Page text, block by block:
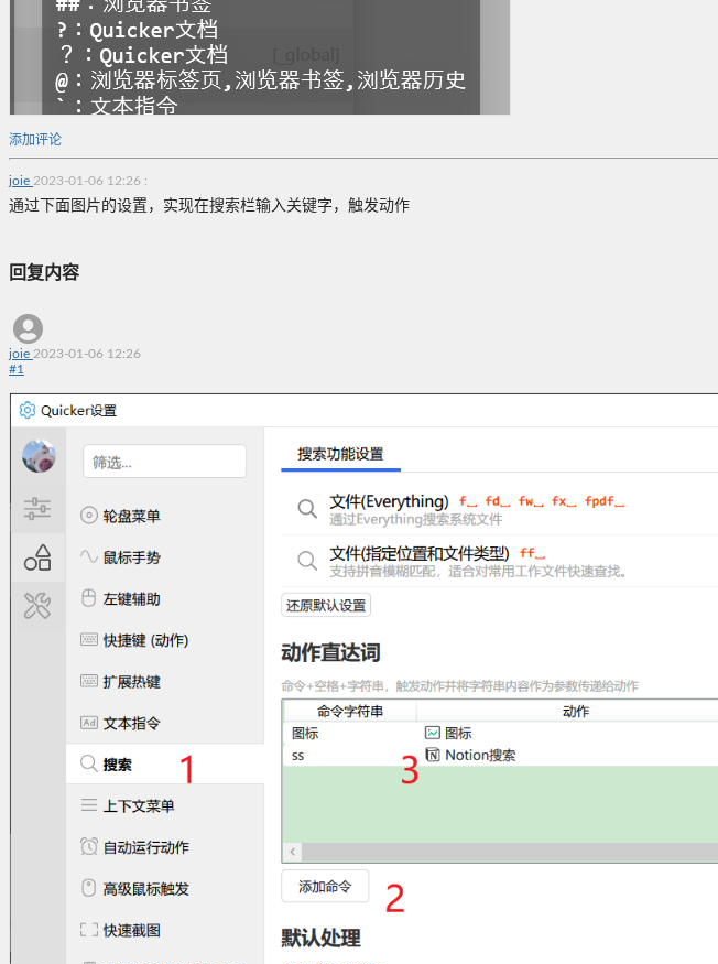
添加评论
joie 2023-01-06 12:26 :
通过下面图片的设置，实现在搜索栏输入关键字，触发动作
回复内容
joie 2023-01-06 12:26
#1